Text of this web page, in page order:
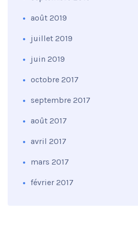
août 2019
juillet 2019
juin 2019
octobre 2017
septembre 2017
août 2017
avril 2017
mars 2017
février 2017